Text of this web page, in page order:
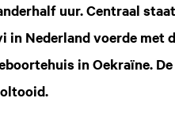
uur. Centraal
Nederland voerde met
in Oekraïne.